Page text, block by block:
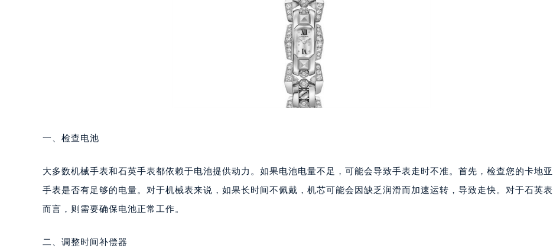
一、检查电池
大多数机械手表和石英手表都依赖于电池提供动力。如果电池电量不足，可能会导致手表走时不准。首先，检查您的卡地亚
手表是否有足够的电量。对于机械表来说，如果长时间不佩戴，机芯可能会因缺乏润滑而加速运转，导致走快。对于石英表
而言，则需要确保电池正常工作。
二、调整时间补偿器